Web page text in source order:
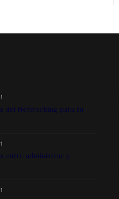
del Networking para tu
entre administrar y